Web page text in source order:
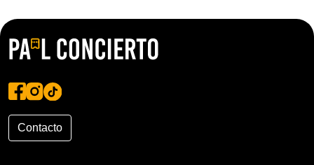
Contacto